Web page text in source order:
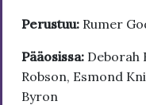
Perustuu: Rumer
Pääosissa: Deborah
Robson, Esmond
Byron